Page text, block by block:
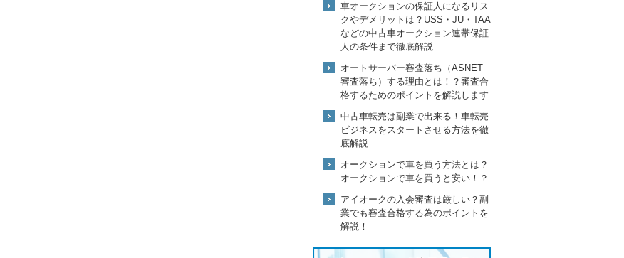
車オークションの保証人になるリス
クやデメリットは？USS・JU・TAA
などの中古車オークション連帯保証
人の条件まで徹底解説
オートサーバー審査落ち（ASNET
審査落ち）する理由とは！？審査合
格するためのポイントを解説します
中古車転売は副業で出来る！車転売
ビジネスをスタートさせる方法を徹
底解説
オークションで車を買う方法とは？
オークションで車を買うと安い！？
アイオークの入会審査は厳しい？副
業でも審査合格する為のポイントを
解説！